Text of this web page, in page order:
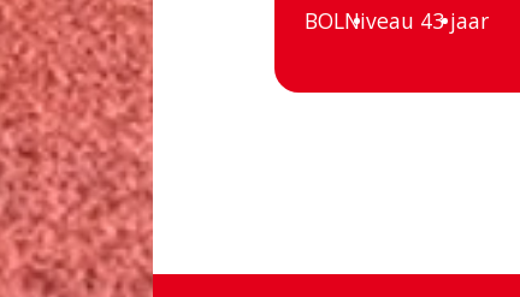
BOLNiveau 43 jaar